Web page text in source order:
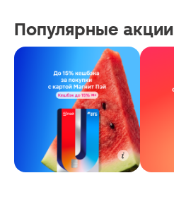
Популярные акции